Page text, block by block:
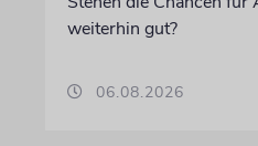
weiterhin gut?
06.08.2026